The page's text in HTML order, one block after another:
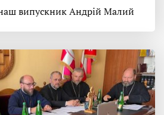
випускник Андрій Малий